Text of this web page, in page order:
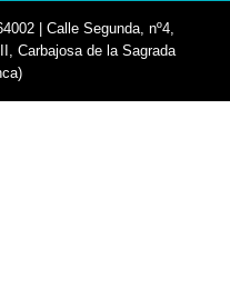
| Calle Segunda, nº4,
Carbajosa de la Sagrada